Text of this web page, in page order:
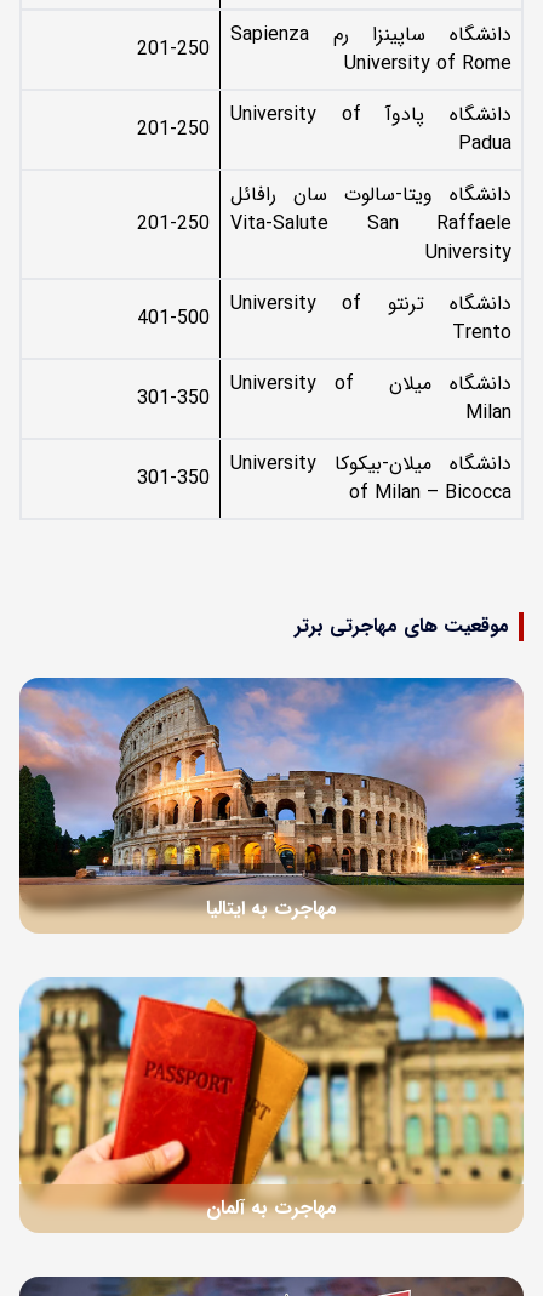
دانشگاه ساپینزا رم Sapienza
University of Rome
201-250
دانشگاه پادوآ University of
Padua
201-250
دانشگاه ویتا-سالوت سان رافائل
Vita-Salute San Raffaele
University
201-250
دانشگاه ترنتو University of
Trento
401-500
دانشگاه میلان University of
Milan
301-350
دانشگاه میلان-بیکوکا University
of Milan – Bicocca
301-350
موقعیت های مهاجرتی برتر
مهاجرت به ایتالیا
مهاجرت به آلمان